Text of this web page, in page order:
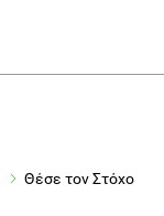
Θέσε τον Στόχο